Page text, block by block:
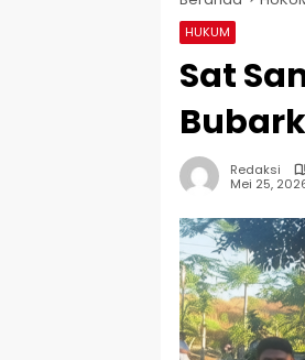
HUKUM
Sat
Redaksi
Mei 25,